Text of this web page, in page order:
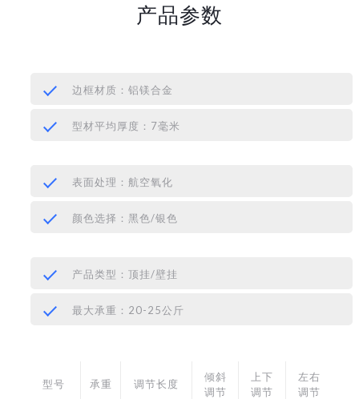
产品参数
边框材质：铝镁合金
型材平均厚度：7毫米
表面处理：航空氧化
颜色选择：黑色/银色
产品类型：顶挂/壁挂
最大承重：20-25公斤
型号 承重 调节长度
倾斜
调节
上下
调节
左右
调节